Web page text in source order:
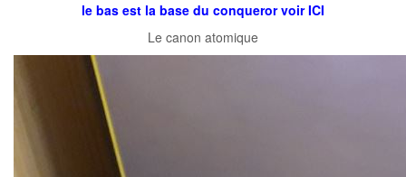
le bas est la base du conqueror voir ICI
Le canon atomique